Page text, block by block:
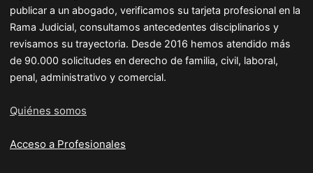
publicar a un abogado, verificamos su tarjeta profesional en la
Rama Judicial, consultamos antecedentes disciplinarios y
revisamos su trayectoria. Desde 2016 hemos atendido más
de 90.000 solicitudes en derecho de familia, civil, laboral,
penal, administrativo y comercial.
Quiénes somos
Acceso a Profesionales